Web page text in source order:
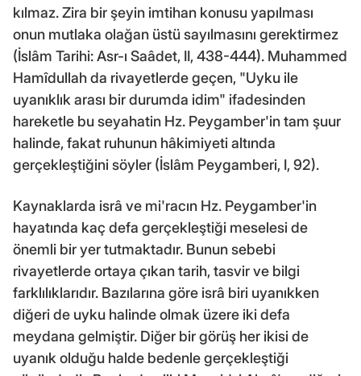
kılmaz. Zira bir şeyin imtihan konusu yapılması
onun mutlaka olağan üstü sayılmasını gerektirmez
(İslâm Tarihi: Asr-ı Saâdet, II, 438-444). Muhammed
Hamîdullah da rivayetlerde geçen, "Uyku ile
uyanıklık arası bir durumda idim" ifadesinden
hareketle bu seyahatin Hz. Peygamber'in tam şuur
halinde, fakat ruhunun hâkimiyeti altında
gerçekleştiğini söyler (İslâm Peygamberi, I, 92).
Kaynaklarda isrâ ve mi'racın Hz. Peygamber'in
hayatında kaç defa gerçekleştiği meselesi de
önemli bir yer tutmaktadır. Bunun sebebi
rivayetlerde ortaya çıkan tarih, tasvir ve bilgi
farklılıklarıdır. Bazılarına göre isrâ biri uyanıkken
diğeri de uyku halinde olmak üzere iki defa
meydana gelmiştir. Diğer bir görüş her ikisi de
uyanık olduğu halde bedenle gerçekleştiği